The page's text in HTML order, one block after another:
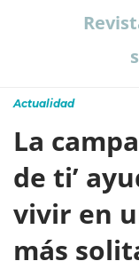
Actualidad
La
de ti’
vivir en
más